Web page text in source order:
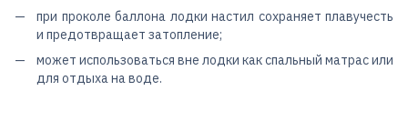
при проколе баллона лодки настил сохраняет плавучесть
и предотвращает затопление;
может использоваться вне лодки как спальный матрас или
для отдыха на воде.